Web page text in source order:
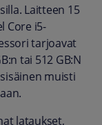
Laitteen 15
Core i5-
tarjoavat
tai 512 GB:N
muisti
lataukset,